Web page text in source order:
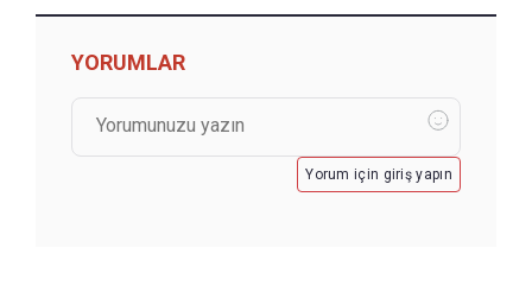
YORUMLAR
Yorum için giriş yapın